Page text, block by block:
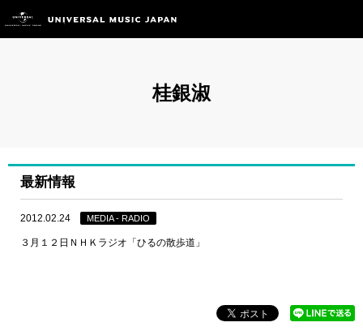
桂銀淑
最新情報
2012.02.24 MEDIA - RADIO
３月１２日ＮＨＫラジオ「ひるの散歩道」